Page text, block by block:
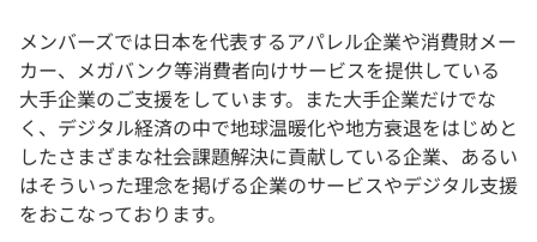
メンバーズでは日本を代表するアパレル企業や消費財メー
カー、メガバンク等消費者向けサービスを提供している
大手企業のご支援をしています。また大手企業だけでな
く、デジタル経済の中で地球温暖化や地方衰退をはじめと
したさまざまな社会課題解決に貢献している企業、あるい
はそういった理念を掲げる企業のサービスやデジタル支援
をおこなっております。